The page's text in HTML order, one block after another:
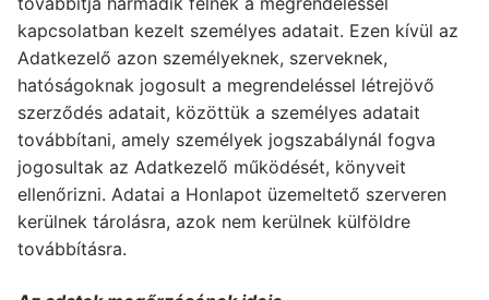
kapcsolatban kezelt személyes adatait. Ezen kívül az
Adatkezelő azon személyeknek, szerveknek,
hatóságoknak jogosult a megrendeléssel létrejövő
szerződés adatait, közöttük a személyes adatait
továbbítani, amely személyek jogszabálynál fogva
jogosultak az Adatkezelő működését, könyveit
ellenőrizni. Adatai a Honlapot üzemeltető szerveren
kerülnek tárolásra, azok nem kerülnek külföldre
továbbításra.